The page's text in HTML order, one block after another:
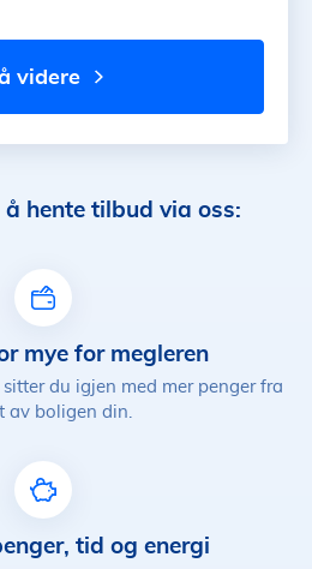
videre
hente tilbud via oss:
mye for megleren
du igjen med mer penger fra
av boligen din.
tid og energi